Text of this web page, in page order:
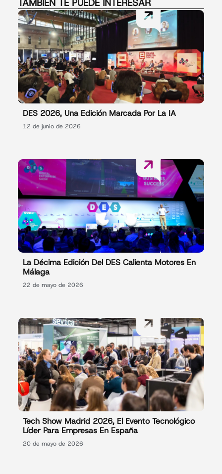
TAMBIÉN TE PUEDE INTERESAR
DES 2026, Una Edición Marcada Por La IA
12 de junio de 2026
La Décima Edición Del DES Calienta Motores En
Málaga
22 de mayo de 2026
Tech Show Madrid 2026, El Evento Tecnológico
Líder Para Empresas En España
20 de mayo de 2026